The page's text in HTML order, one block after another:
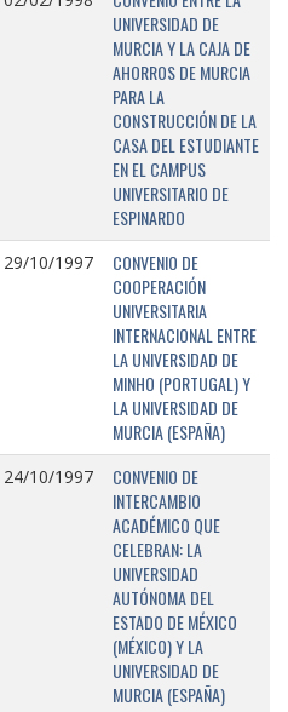
UNIVERSIDAD DE
MURCIA Y LA CAJA DE
AHORROS DE MURCIA
PARA LA
CONSTRUCCIÓN DE LA
CASA DEL ESTUDIANTE
EN EL CAMPUS
UNIVERSITARIO DE
ESPINARDO
29/10/1997
CONVENIO DE
COOPERACIÓN
UNIVERSITARIA
INTERNACIONAL ENTRE
LA UNIVERSIDAD DE
MINHO (PORTUGAL) Y
LA UNIVERSIDAD DE
MURCIA (ESPAÑA)
24/10/1997
CONVENIO DE
INTERCAMBIO
ACADÉMICO QUE
CELEBRAN: LA
UNIVERSIDAD
AUTÓNOMA DEL
ESTADO DE MÉXICO
(MÉXICO) Y LA
UNIVERSIDAD DE
MURCIA (ESPAÑA)